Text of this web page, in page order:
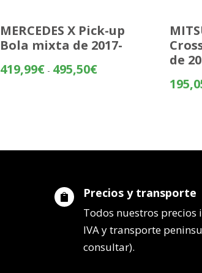
MERCEDES X Pick-up
Bola mixta de 2017-
419,99€ - 495,50€Rango
495,50€
de
 Precios y transporte
Todos nuestros precios
IVA y transporte
consultar).